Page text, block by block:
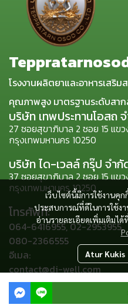
เว็บไซต์นี้มีการใช้งานคุ
ประสบการณ์ที่ดีในการใช้ง
อ่านรายละเอียดเพิ่มเติมได้
Atur Kukis
โรงงานผลิตยาและอาหารเสริม
คุณภาพสูง มาตรฐานระดับสา
บริษัท เทพประทานโอสถ
27 ซอยสุขาภิบาล 2 ซอย 15 แขว
กรุงเทพมหานคร 10250
บริษัท ได-เวลล์ กรุ๊ป จำกั
37 ซอยสุขาภิบาล 2 ซอย 15 แขว
กรุงเทพมหานคร 10250
โทรศัพท์:
064-6416955, 02-2953955,
080-2366555
อีเมล:
contact@di-well.com